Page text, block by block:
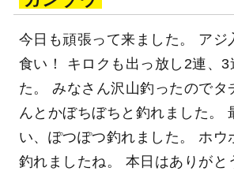
今日も頑張って来ました。 アジ
食い！ キロクも出っ放し2連、3
た。 みなさん沢山釣ったのでタ
んとかぼちぼちと釣れました。
い、ぽつぽつ釣れました。 ホウ
釣れましたね。 本日はありがと